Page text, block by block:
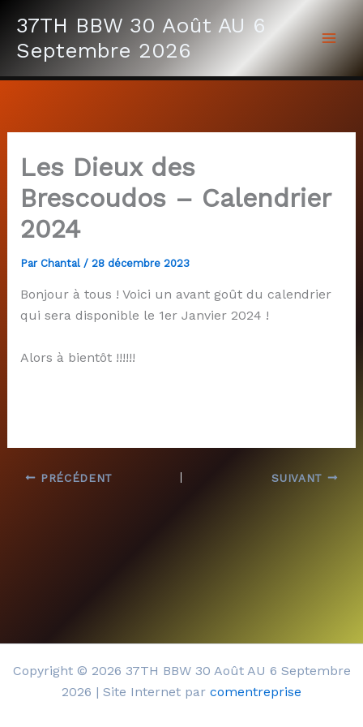
contenu
37TH BBW 30 Août AU 6
Septembre 2026
Les Dieux des
Brescoudos – Calendrier
2024
Par Chantal / 28 décembre 2023
Bonjour à tous ! Voici un avant goût du calendrier
qui sera disponible le 1er Janvier 2024 !
Alors à bientôt !!!!!!
PRÉCÉDENT SUIVANT
Copyright © 2026 37TH BBW 30 Août AU 6 Septembre
2026 | Site Internet par comentreprise